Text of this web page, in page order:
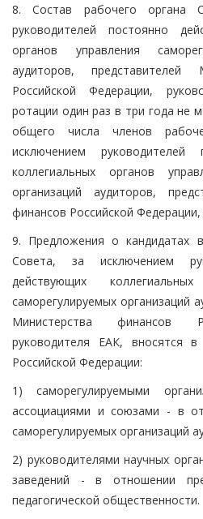
8. Состав рабочего органа
руководителей постоянно
органов управления
аудиторов, представителей
Российской Федерации,
ротации один раз в три года не
общего числа членов
исключением руководителей
коллегиальных органов
организаций аудиторов,
финансов Российской
9. Предложения о кандидатах
Совета, за исключением
действующих
саморегулируемых организаций
Министерства финансов
руководителя ЕАК, вносятся
Российской Федерации:
1) саморегулируемыми
ассоциациями и союзами - в
саморегулируемых организаций
2) руководителями научных
заведений - в отношении
педагогической общественности.